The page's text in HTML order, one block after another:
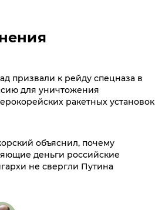
призвали к рейду спецназа в
для уничтожения
ракетных установок
объяснил, почему
деньги российские
не свергли Путина